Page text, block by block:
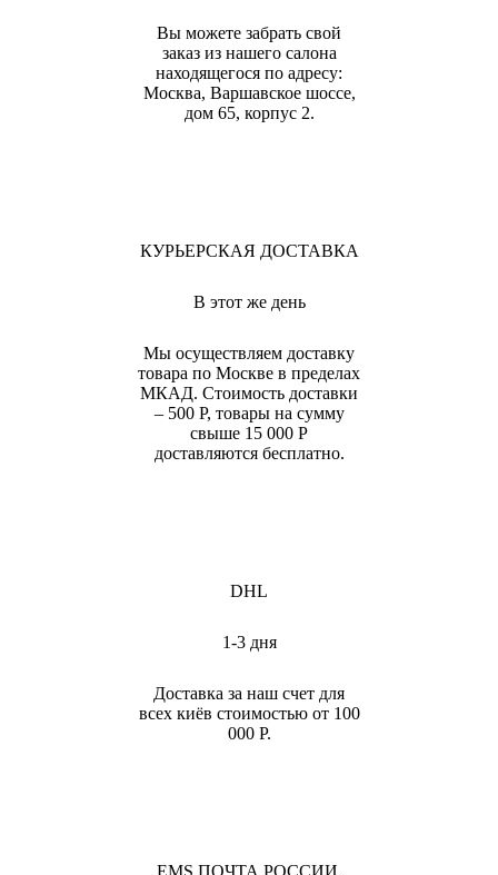
Вы можете забрать свой
заказ из нашего салона
находящегося по адресу:
Москва, Варшавское шоссе,
дом 65, корпус 2.
КУРЬЕРСКАЯ ДОСТАВКА
В этот же день
Мы осуществляем доставку
товара по Москве в пределах
МКАД. Стоимость доставки
– 500 Р, товары на сумму
свыше 15 000 Р
доставляются бесплатно.
DHL
1-3 дня
Доставка за наш счет для
всех киёв стоимостью от 100
000 Р.
EMS ПОЧТА РОССИИ,